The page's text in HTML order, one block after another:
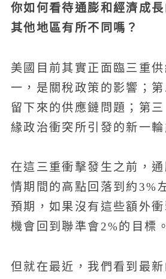
你如何看待通膨和經濟成
其他地區有所不同嗎？
美國目前其實正面臨三重
一，是關稅政策的影響；
留下來的供應鏈問題；第
緣政治衝突所引發的新一輪
在這三重衝擊發生之前，
情期間的高點回落到約3%
預期，如果沒有這些額外
機會回到聯準會2%的目標。
但就在最近，我們看到最